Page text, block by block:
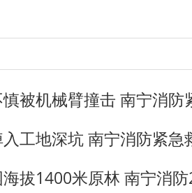
被机械臂撞击 南宁消防
工地深坑 南宁消防紧急
拔1400米原林 南宁消